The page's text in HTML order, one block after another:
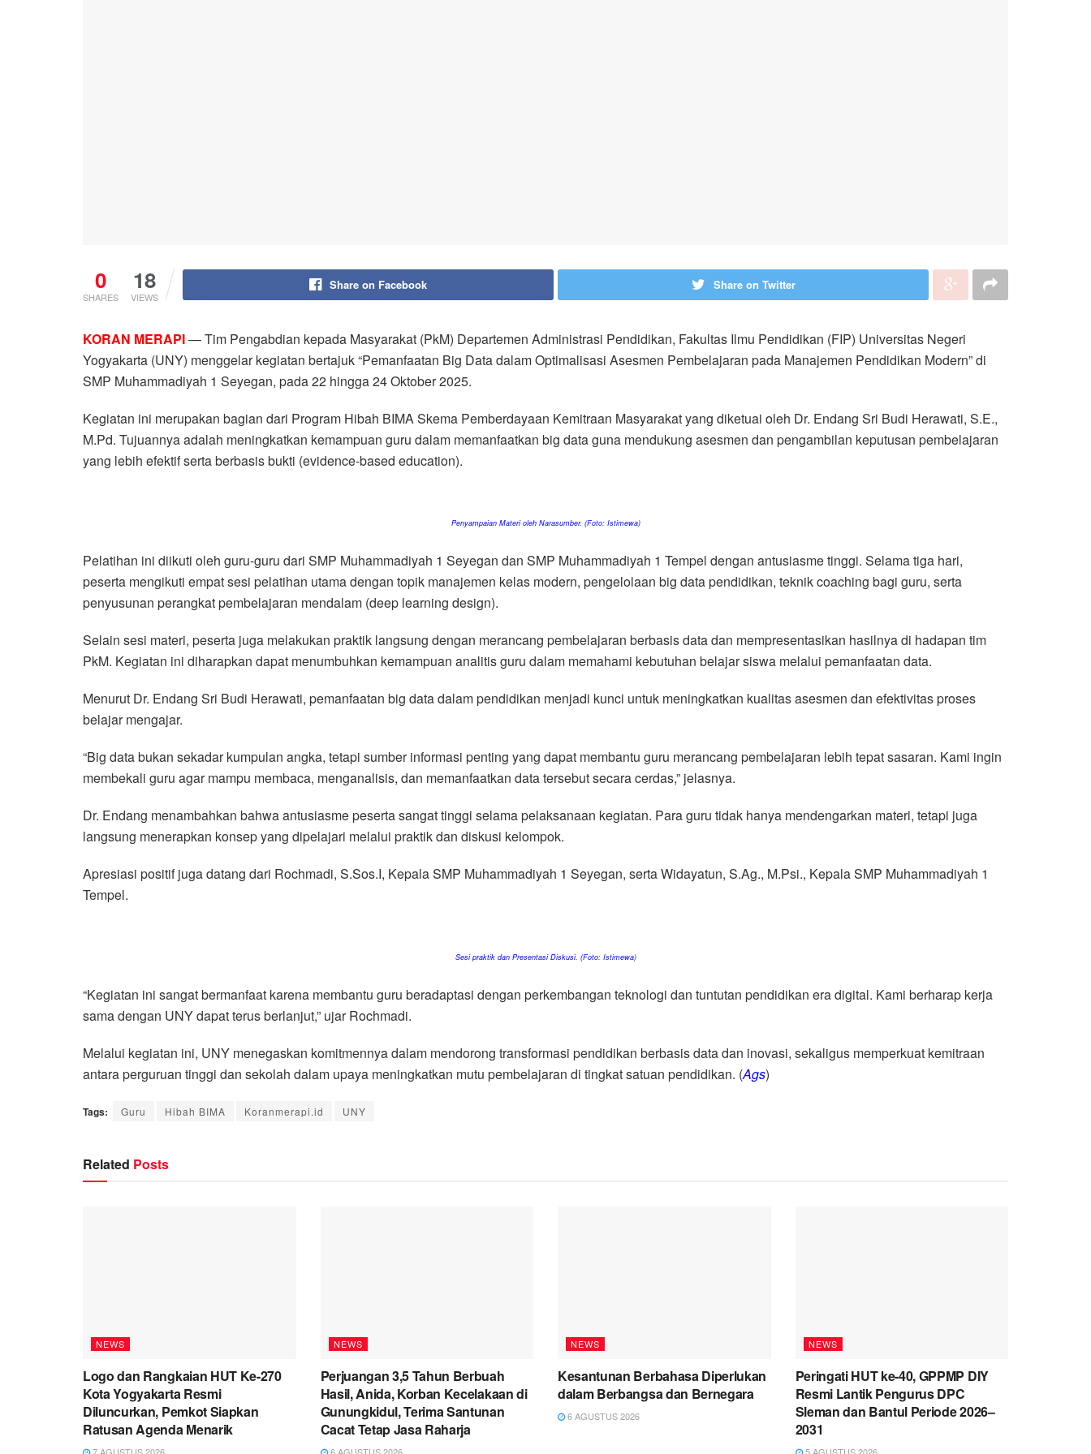
0
SHARES
18
VIEWS
Share on Facebook Share on Twitter
KORAN MERAPI— Tim Pengabdian kepada Masyarakat (PkM) Departemen Administrasi Pendidikan, Fakultas Ilmu Pendidikan (FIP) Universitas Negeri
Yogyakarta (UNY) menggelar kegiatan bertajuk “Pemanfaatan Big Data dalam Optimalisasi Asesmen Pembelajaran pada Manajemen Pendidikan Modern” di
SMP Muhammadiyah 1 Seyegan, pada 22 hingga 24 Oktober 2025.
Kegiatan ini merupakan bagian dari Program Hibah BIMA Skema Pemberdayaan Kemitraan Masyarakat yang diketuai oleh Dr. Endang Sri Budi Herawati, S.E.,
M.Pd. Tujuannya adalah meningkatkan kemampuan guru dalam memanfaatkan big data guna mendukung asesmen dan pengambilan keputusan pembelajaran
yang lebih efektif serta berbasis bukti (evidence-based education).
Penyampaian Materi oleh Narasumber. (Foto: Istimewa)
Pelatihan ini diikuti oleh guru-guru dari SMP Muhammadiyah 1 Seyegan dan SMP Muhammadiyah 1 Tempel dengan antusiasme tinggi. Selama tiga hari,
peserta mengikuti empat sesi pelatihan utama dengan topik manajemen kelas modern, pengelolaan big data pendidikan, teknik coaching bagi guru, serta
penyusunan perangkat pembelajaran mendalam (deep learning design).
Selain sesi materi, peserta juga melakukan praktik langsung dengan merancang pembelajaran berbasis data dan mempresentasikan hasilnya di hadapan tim
PkM. Kegiatan ini diharapkan dapat menumbuhkan kemampuan analitis guru dalam memahami kebutuhan belajar siswa melalui pemanfaatan data.
Menurut Dr. Endang Sri Budi Herawati, pemanfaatan big data dalam pendidikan menjadi kunci untuk meningkatkan kualitas asesmen dan efektivitas proses
belajar mengajar.
“Big data bukan sekadar kumpulan angka, tetapi sumber informasi penting yang dapat membantu guru merancang pembelajaran lebih tepat sasaran. Kami ingin
membekali guru agar mampu membaca, menganalisis, dan memanfaatkan data tersebut secara cerdas,” jelasnya.
Dr. Endang menambahkan bahwa antusiasme peserta sangat tinggi selama pelaksanaan kegiatan. Para guru tidak hanya mendengarkan materi, tetapi juga
langsung menerapkan konsep yang dipelajari melalui praktik dan diskusi kelompok.
Apresiasi positif juga datang dari Rochmadi, S.Sos.I, Kepala SMP Muhammadiyah 1 Seyegan, serta Widayatun, S.Ag., M.Psi., Kepala SMP Muhammadiyah 1
Tempel.
Sesi praktik dan Presentasi Diskusi. (Foto: Istimewa)
“Kegiatan ini sangat bermanfaat karena membantu guru beradaptasi dengan perkembangan teknologi dan tuntutan pendidikan era digital. Kami berharap kerja
sama dengan UNY dapat terus berlanjut,” ujar Rochmadi.
Melalui kegiatan ini, UNY menegaskan komitmennya dalam mendorong transformasi pendidikan berbasis data dan inovasi, sekaligus memperkuat kemitraan
antara perguruan tinggi dan sekolah dalam upaya meningkatkan mutu pembelajaran di tingkat satuan pendidikan. (Ags)
Tags: Guru Hibah BIMA Koranmerapi.id UNY
Related Posts
NEWS
Logo dan Rangkaian HUT Ke-270
Kota Yogyakarta Resmi
Diluncurkan, Pemkot Siapkan
Ratusan Agenda Menarik
7 AGUSTUS 2026
NEWS
Perjuangan 3,5 Tahun Berbuah
Hasil, Anida, Korban Kecelakaan di
Gunungkidul, Terima Santunan
Cacat Tetap Jasa Raharja
6 AGUSTUS 2026
NEWS
Kesantunan Berbahasa Diperlukan
dalam Berbangsa dan Bernegara
6 AGUSTUS 2026
NEWS
Peringati HUT ke-40, GPPMP DIY
Resmi Lantik Pengurus DPC
Sleman dan Bantul Periode 2026–
2031
5 AGUSTUS 2026